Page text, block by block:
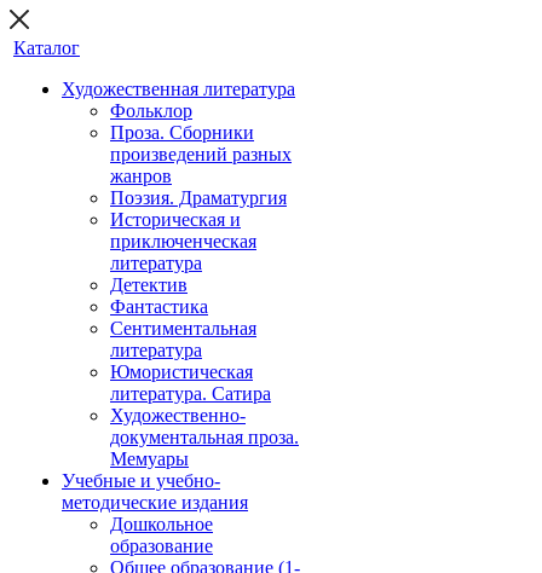
Каталог
Художественная литература
Фольклор
Проза. Сборники
произведений разных
жанров
Поэзия. Драматургия
Историческая и
приключенческая
литература
Детектив
Фантастика
Сентиментальная
литература
Юмористическая
литература. Сатира
Художественно-
документальная проза.
Мемуары
Учебные и учебно-
методические издания
Дошкольное
образование
Общее образование (1-